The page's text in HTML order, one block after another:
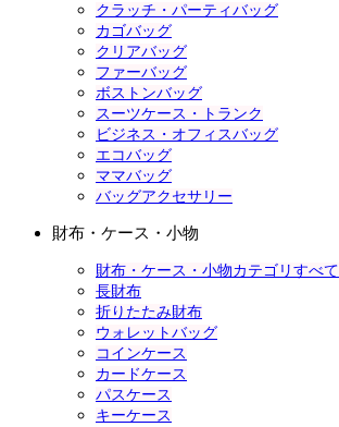
クラッチ・パーティバッグ
カゴバッグ
クリアバッグ
ファーバッグ
ボストンバッグ
スーツケース・トランク
ビジネス・オフィスバッグ
エコバッグ
ママバッグ
バッグアクセサリー
財布・ケース・小物
財布・ケース・小物カテゴリすべて
長財布
折りたたみ財布
ウォレットバッグ
コインケース
カードケース
パスケース
キーケース